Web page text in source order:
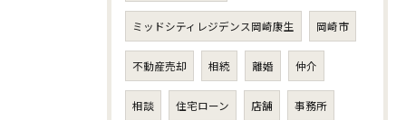
ミッドシティレジデンス岡崎康生 岡崎市
不動産売却 相続 離婚 仲介
相談 住宅ローン 店舗 事務所